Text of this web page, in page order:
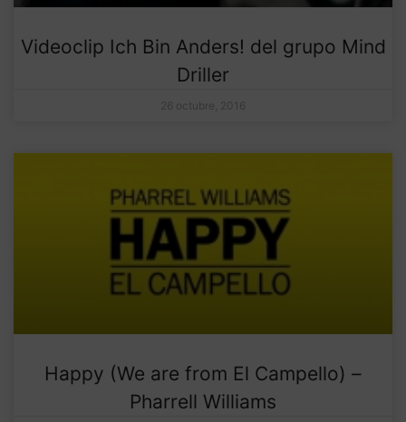
Videoclip Ich Bin Anders! del grupo Mind
Driller
26 octubre, 2016
Happy (We are from El Campello) –
Pharrell Williams